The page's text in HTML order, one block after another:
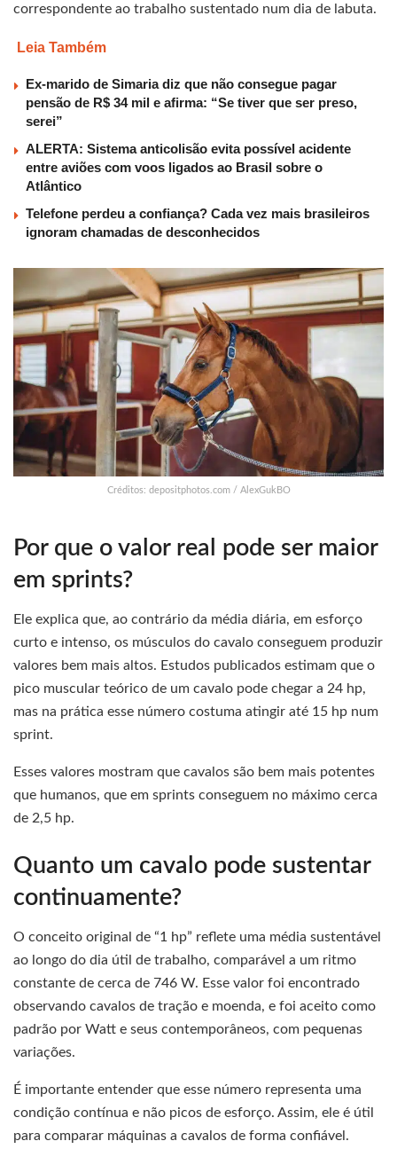
correspondente ao trabalho sustentado num dia de labuta.
Leia Também
Ex-marido de Simaria diz que não consegue pagar
pensão de R$ 34 mil e afirma: “Se tiver que ser preso,
serei”
ALERTA: Sistema anticolisão evita possível acidente
entre aviões com voos ligados ao Brasil sobre o
Atlântico
Telefone perdeu a confiança? Cada vez mais brasileiros
ignoram chamadas de desconhecidos
Créditos: depositphotos.com / AlexGukBO
Por que o valor real pode ser maior
em sprints?
Ele explica que, ao contrário da média diária, em esforço
curto e intenso, os músculos do cavalo conseguem produzir
valores bem mais altos. Estudos publicados estimam que o
pico muscular teórico de um cavalo pode chegar a 24 hp,
mas na prática esse número costuma atingir até 15 hp num
sprint.
Esses valores mostram que cavalos são bem mais potentes
que humanos, que em sprints conseguem no máximo cerca
de 2,5 hp.
Quanto um cavalo pode sustentar
continuamente?
O conceito original de “1 hp” reflete uma média sustentável
ao longo do dia útil de trabalho, comparável a um ritmo
constante de cerca de 746 W. Esse valor foi encontrado
observando cavalos de tração e moenda, e foi aceito como
padrão por Watt e seus contemporâneos, com pequenas
variações.
É importante entender que esse número representa uma
condição contínua e não picos de esforço. Assim, ele é útil
para comparar máquinas a cavalos de forma confiável.